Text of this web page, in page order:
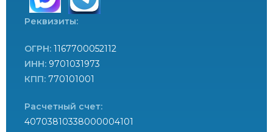
Реквизиты:
ОГРН: 1167700052112
ИНН: 9701031973
КПП: 770101001
Расчетный счет:
40703810338000004101